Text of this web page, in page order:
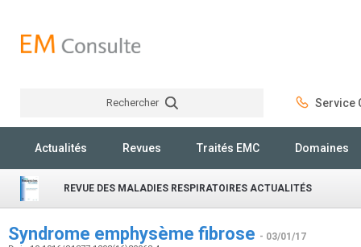
Rechercher Service
Actualités Revues Traités EMC Domaines
REVUE DES MALADIES RESPIRATOIRES ACTUALITÉS
Syndrome emphysème fibrose - 03/01/17